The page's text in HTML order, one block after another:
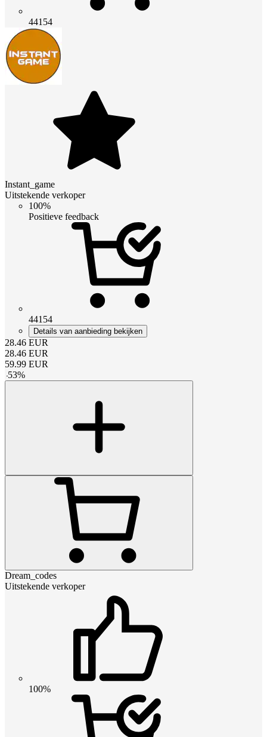
44154
Instant_game
Uitstekende verkoper
100%
Positieve feedback
44154
Details van aanbieding bekijken
28.46 EUR
28.46 EUR
59.99 EUR
-53%
Dream_codes
Uitstekende verkoper
100%